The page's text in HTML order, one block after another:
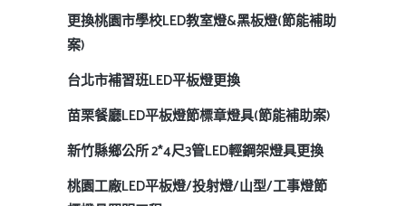
更換桃園市學校LED教室燈&黑板燈(節能補助
案)
台北市補習班LED平板燈更換
苗栗餐廳LED平板燈節標章燈具(節能補助案)
新竹縣鄉公所 2*4尺3管LED輕鋼架燈具更換
桃園工廠LED平板燈/投射燈/山型/工事燈節